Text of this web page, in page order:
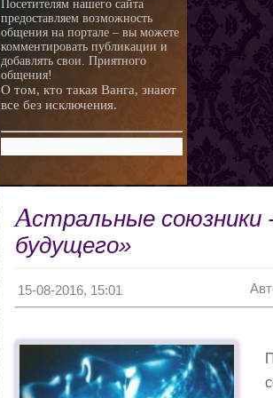
любви.
Любовная ворожба народов
мира
Магия и красота
Приворотные зелья
Как приготовить
Знаки кармы
Молитвы к ангелам дней
недели
Любовь и нумерология. Как
правильно выбрать
партнера
Как разоблачить мерзавца
по знаку Зодиака.
Романтические приметы
Виды Гадания и правила
Хиромантия
Проведение ритуалов
Любовные привороты
Посетителям нашего сайта
предоставляем возможность
общения на портале – вы можете
комментировать публикации и
добавлять свои. Приятного
общения!
О том, кто такая Ванга, знают
все без исключения.
Астральные союзники
будущего»
15-08-2016, 15:01